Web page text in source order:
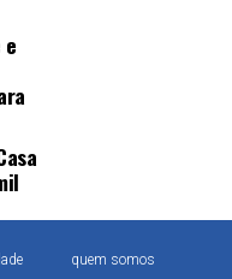
quem somos